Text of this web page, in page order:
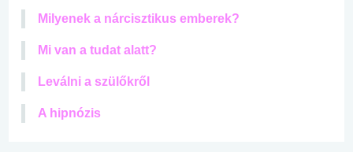
Milyenek a nárcisztikus emberek?
Mi van a tudat alatt?
Leválni a szülőkről
A hipnózis